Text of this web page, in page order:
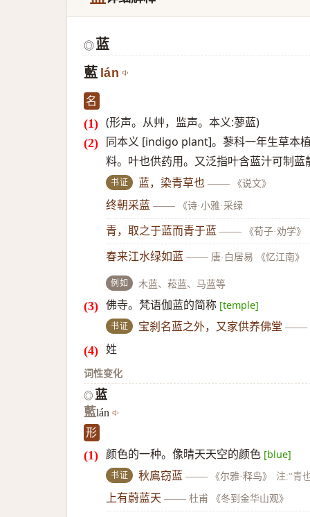
◎蓝
藍 lán
名
(形声。从艸，监声。本义:蓼蓝)
同本义 [indigo plant]。蓼科一年生草本
料。叶也供药用。又泛指叶含蓝汁可制蓝
书证 蓝，染青草也 —— 《说文》
终朝采蓝 —— 《诗·小雅·采绿
青，取之于蓝而青于蓝 —— 《荀子·劝学》
春来江水绿如蓝 —— 唐·白居易 《忆江南》
例如 木蓝、菘蓝、马蓝等
佛寺。梵语伽蓝的简称 [temple]
书证 宝刹名蓝之外，又家供养佛堂 ——
姓
词性变化
◎ 蓝
藍lán
形
颜色的一种。像晴天天空的颜色 [blue]
书证 秋鳸窃蓝 —— 《尔雅·释鸟》 注:“青
上有蔚蓝天 —— 杜甫 《冬到金华山观》